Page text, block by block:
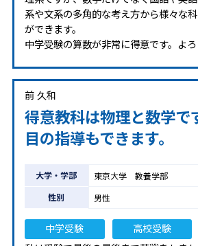
系や文系の多角的な考え方から様々な
ができます。
中学受験の算数が非常に得意です。よろ
前 久和
得意教科は物理と数学で
目の指導もできます。
大学・学部 東京大学 教養学部
性別 男性
中学受験 高校受験